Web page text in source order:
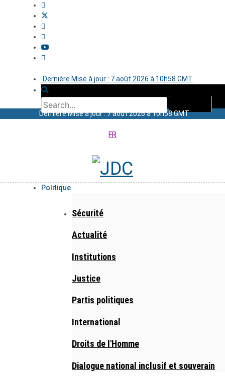
Dernière Mise à jour : 7 août 2026 à 10h58 GMT
Dernière Mise à jour : 7 août 2026 à 10h58 GMT
FR
Politique
Sécurité
Actualité
Institutions
Justice
Partis politiques
International
Droits de l'Homme
Dialogue national inclusif et souverain